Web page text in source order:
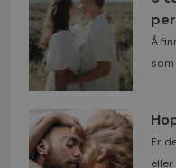
Å
som
Er
eller